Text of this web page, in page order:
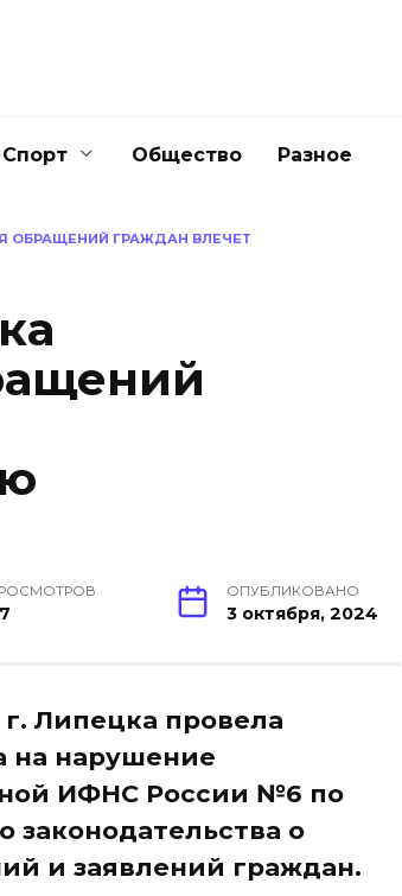
Спорт Общество Разное
ОБРАЩЕНИЙ ГРАЖДАН ВЛЕЧЕТ
ОПУБЛИКОВАНО
3 октября, 2024
Липецка провела
на нарушение
ИФНС России №6 по
законодательства о
и заявлений граждан.